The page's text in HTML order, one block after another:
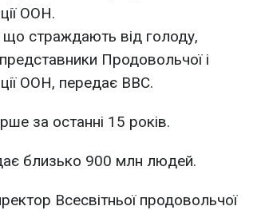
ООН.
що страждають від голоду,
Продовольчої і
ООН, передає ВВС.
за останні 15 років.
близько 900 млн людей.
Всесвітньої продовольчої